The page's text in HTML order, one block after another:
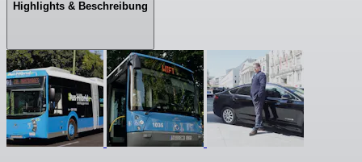
Highlights & Beschreibung